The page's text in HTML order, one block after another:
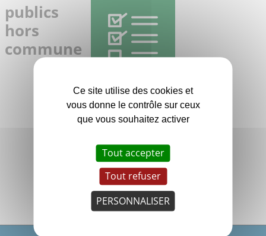
publics
hors
commune
Marchés
publics
l'Agglo
CLIQUEZ ICI
Ce site utilise des cookies et
vous donne le contrôle sur ceux
que vous souhaitez activer
Tout accepter
Tout refuser
PERSONNALISER